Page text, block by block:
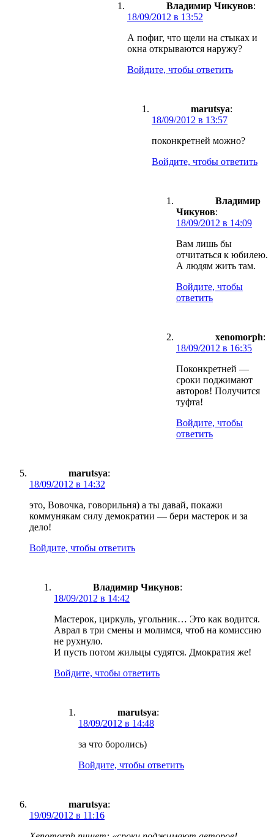
Владимир Чикунов:
18/09/2012 в 13:52
А пофиг, что щели на стыках и
окна открываются наружу?
Войдите, чтобы ответить
marutsya:
18/09/2012 в 13:57
поконкретней можно?
Войдите, чтобы ответить
Владимир
Чикунов:
18/09/2012 в 14:09
Вам лишь бы
отчитаться к юбилею.
А людям жить там.
Войдите, чтобы
ответить
xenomorph:
18/09/2012 в 16:35
Поконкретней —
сроки поджимают
авторов! Получится
туфта!
Войдите, чтобы
ответить
marutsya:
18/09/2012 в 14:32
это, Вовочка, говорильня) а ты давай, покажи
коммунякам силу демократии — бери мастерок и за
дело!
Войдите, чтобы ответить
Владимир Чикунов:
18/09/2012 в 14:42
Мастерок, циркуль, угольник… Это как водится.
Аврал в три смены и молимся, чтоб на комиссию
не рухнуло.
И пусть потом жильцы судятся. Дмократия же!
Войдите, чтобы ответить
marutsya:
18/09/2012 в 14:48
за что боролись)
Войдите, чтобы ответить
marutsya:
19/09/2012 в 11:16